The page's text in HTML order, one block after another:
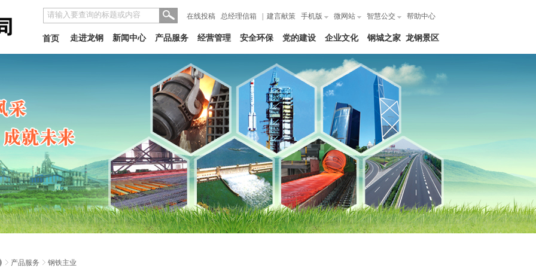
在线投稿 总经理信箱 建言献策 手机版 微网站 智慧公交 帮助中心
龙钢景区
钢城之家
企业文化
党的建设
安全环保
经营管理
产品服务
新闻中心
走进龙钢
首页
产品服务 钢铁主业